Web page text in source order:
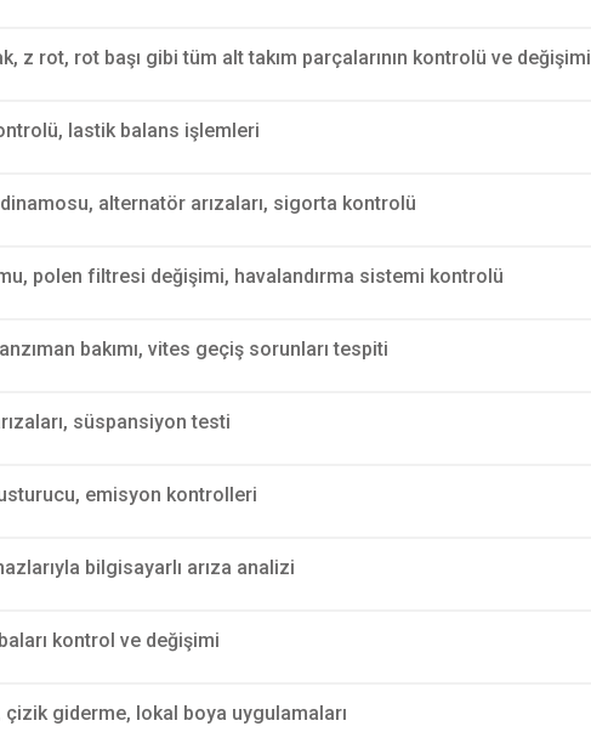
z rot, rot başı gibi tüm alt takım parçalarının kontrolü ve değişimi
lastik balans işlemleri
alternatör arızaları, sigorta kontrolü
polen filtresi değişimi, havalandırma sistemi kontrolü
bakımı, vites geçiş sorunları tespiti
süspansiyon testi
emisyon kontrolleri
bilgisayarlı arıza analizi
kontrol ve değişimi
çizik giderme, lokal boya uygulamaları